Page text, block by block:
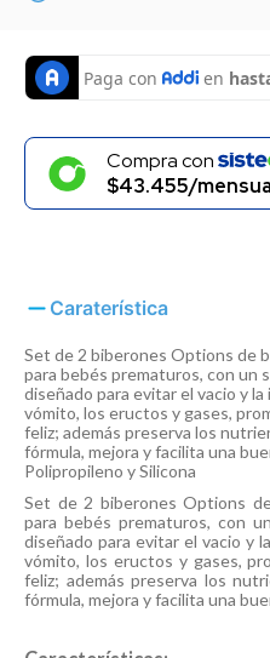
Compra con
$43.455/
Caraterística
Set de 2 biberones Options de
para bebés prematuros, con un
diseñado para evitar el vacio y
vómito, los eructos y gases,
feliz; además preserva los
fórmula, mejora y facilita una
Polipropileno y Silicona
Set de 2 biberones Options
para bebés prematuros, con
diseñado para evitar el vacio y
vómito, los eructos y gases,
feliz; además preserva los
fórmula, mejora y facilita una